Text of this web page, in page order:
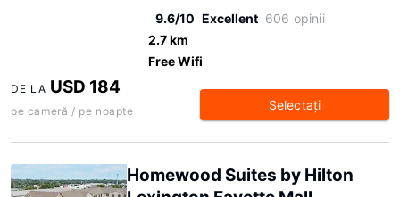
9.6/10 Excellent 606 opinii
2.7 km
Free Wifi
DE LA USD 184
pe cameră / pe noapte Selectaţi
Homewood Suites by Hilton